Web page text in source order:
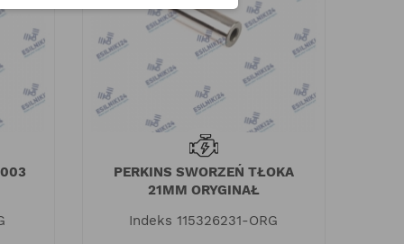
PERKINS SWORZEŃ TŁOKA
21MM ORYGINAŁ
Indeks 115326231-ORG